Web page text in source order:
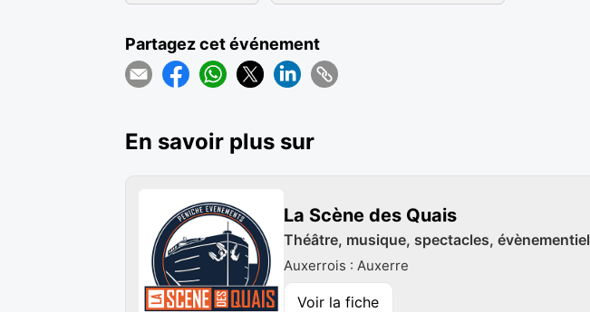
Partagez cet événement
En savoir plus sur
La Scène des Quais
Théâtre, musique, spectacles, évènementiel
Auxerrois : Auxerre
Voir la fiche